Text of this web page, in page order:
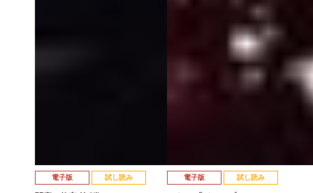
電子版 試し読み 電子版 試し読み